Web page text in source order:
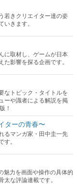
若きクリエイター達の姿
きます。
に取材し、ゲームが日本
影響を探る企画です。
なトピック・タイトルを
ーや識者による解説を掲
！
ターの青春〜
るマンガ家・田中圭一先
。
魅力を画面や操作の具体的
な評論連載です。